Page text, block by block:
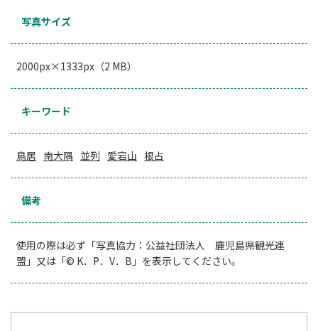
写真サイズ
2000px×1333px（2 MB）
キーワード
鳥居 南大隅 並列 愛宕山 根占
備考
使用の際は必ず「写真協力：公益社団法人 鹿児島県観光連
盟」又は「© K．P．V．B」を表示してください。